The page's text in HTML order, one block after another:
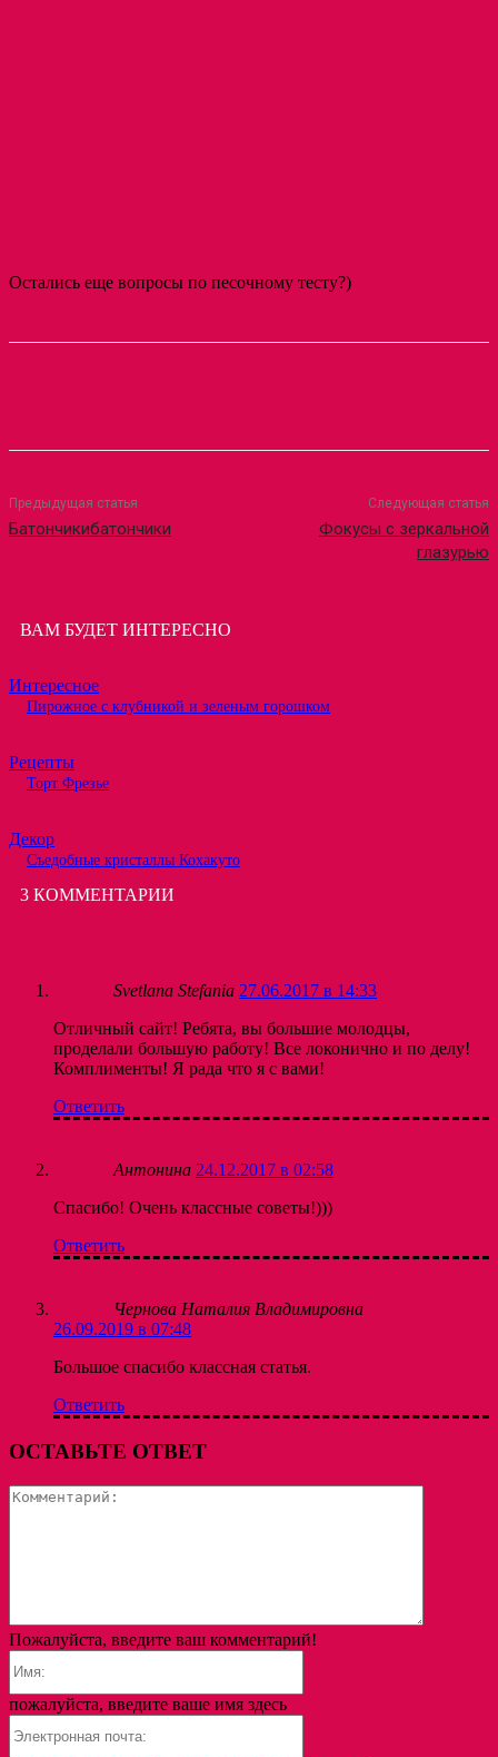
Остались еще вопросы по песочному тесту?)
Предыдущая статья
Батончикибатончики
Следующая статья
Фокусы с зеркальной
глазурью
ВАМ БУДЕТ ИНТЕРЕСНО
Интересное
Пирожное с клубникой и зеленым горошком
Рецепты
Торт Фрезье
Декор
Съедобные кристаллы Кохакуто
3 КОММЕНТАРИИ
Svetlana Stefania 27.06.2017 в 14:33
Отличный сайт! Ребята, вы большие молодцы,
проделали большую работу! Все локонично и по делу!
Комплименты! Я рада что я с вами!
Ответить
Антонина 24.12.2017 в 02:58
Спасибо! Очень классные советы!)))
Ответить
Чернова Наталия Владимировна
26.09.2019 в 07:48
Большое спасибо классная статья.
Ответить
ОСТАВЬТЕ ОТВЕТ
Пожалуйста, введите ваш комментарий!
пожалуйста, введите ваше имя здесь